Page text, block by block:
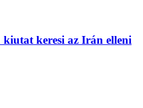
keresi az Irán elleni